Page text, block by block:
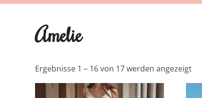
Amelie
Ergebnisse 1 – 16 von 17 werden angezeigt